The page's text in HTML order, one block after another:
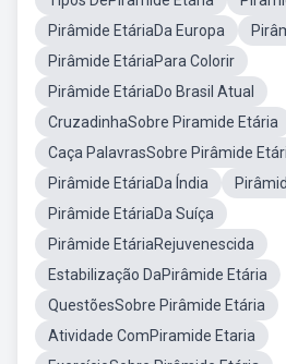
Pirâmide EtáriaDa Europa
Pirâmide EtáriaPara Colorir
Pirâmide EtáriaDo Brasil Atual
CruzadinhaSobre Piramide Etária
Caça PalavrasSobre Pirâmide
Pirâmide EtáriaDa Índia
Pirâmide EtáriaDa Suíça
Pirâmide EtáriaRejuvenescida
Estabilização DaPirâmide Etária
QuestõesSobre Pirâmide Etária
Atividade ComPiramide Etaria